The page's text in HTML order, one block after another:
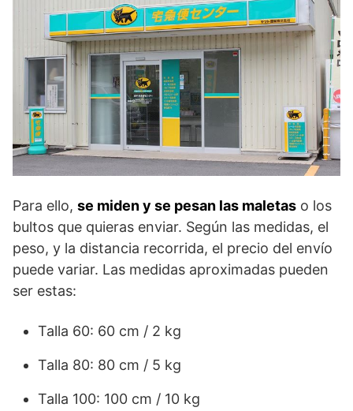
Para ello, se miden y se pesan las maletas o los
bultos que quieras enviar. Según las medidas, el
peso, y la distancia recorrida, el precio del envío
puede variar. Las medidas aproximadas pueden
ser estas:
Talla 60: 60 cm / 2 kg
Talla 80: 80 cm / 5 kg
Talla 100: 100 cm / 10 kg